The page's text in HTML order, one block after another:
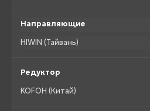
Направляющие
HIWIN (Тайвань)
Редуктор
KOFOH (Китай)